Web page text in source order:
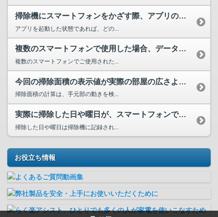
掃除機にスマートフォンをかざす際、アプリのどの画面を表示さ...
アプリを起動した状態であれば、どの...
複数のスマートフォンで使用した場合、データの読み込みはでき...
複数のスマートフォンでご使用された...
今回の掃除面積の表示値が実際の部屋の広さよりも大きい
掃除面積の計算は、手元部の動きを検...
実際に掃除した日や曜日が、スマートフォンで表示される日や曜...
掃除した日や曜日は掃除機に記録され...
お役立ち情報